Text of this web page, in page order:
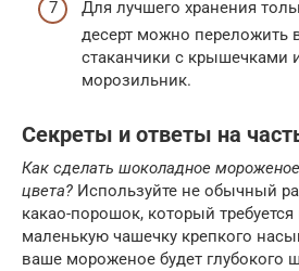
Для лучшего хранения
десерт можно переложить
стаканчики с крышечками
морозильник.
Секреты и ответы на
Как сделать шоколадное
цвета? Используйте не обычный
какао-порошок, который
маленькую чашечку крепкого
ваше мороженое будет глубокого